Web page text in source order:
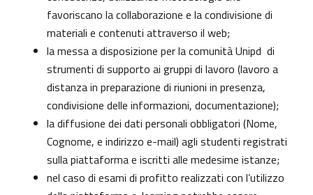
favoriscano la collaborazione e la condivisione di
materiali e contenuti attraverso il web;
la messa a disposizione per la comunità Unipd di
strumenti di supporto ai gruppi di lavoro (lavoro a
distanza in preparazione di riunioni in presenza,
condivisione delle informazioni, documentazione);
la diffusione dei dati personali obbligatori (Nome,
Cognome, e indirizzo e-mail) agli studenti registrati
sulla piattaforma e iscritti alle medesime istanze;
nel caso di esami di profitto realizzati con l’utilizzo